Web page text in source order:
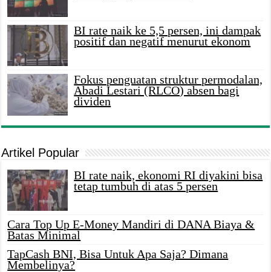
BI rate naik ke 5,5 persen, ini dampak
positif dan negatif menurut ekonom
Fokus penguatan struktur permodalan,
Abadi Lestari (RLCO) absen bagi
dividen
Artikel Popular
BI rate naik, ekonomi RI diyakini bisa
tetap tumbuh di atas 5 persen
Cara Top Up E-Money Mandiri di DANA Biaya &
Batas Minimal
TapCash BNI, Bisa Untuk Apa Saja? Dimana
Membelinya?